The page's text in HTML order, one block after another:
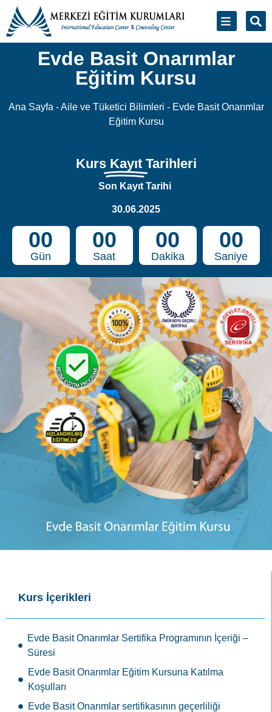
Evde Basit Onarımlar
Eğitim Kursu
Ana Sayfa -Aile ve Tüketici Bilimleri - Evde Basit Onarımlar
Eğitim Kursu
Kurs Kayıt Tarihleri
Son Kayıt Tarihi
30.06.2025
00
Gün
00
Saat
00
Dakika
00
Saniye
Kurs İçerikleri
Evde Basit Onarımlar Sertifika Programının İçeriği –
Süresi
Evde Basit Onarımlar Eğitim Kursuna Katılma
Koşulları
Evde Basit Onarımlar sertifikasının geçerliliği